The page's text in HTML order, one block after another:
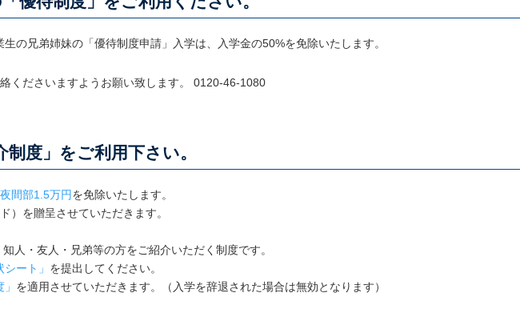
の兄弟姉妹の「優待制度申請」入学は、入学金の50%を免除いたします。
くださいますようお願い致します。 0120-46-1080
度」をご利用下さい。
間部1.5万円を免除いたします。
）を贈呈させていただきます。
人・友人・兄弟等の方をご紹介いただく制度です。
ート」 を提出してください。
を適用させていただきます。（入学を辞退された場合は無効となります）